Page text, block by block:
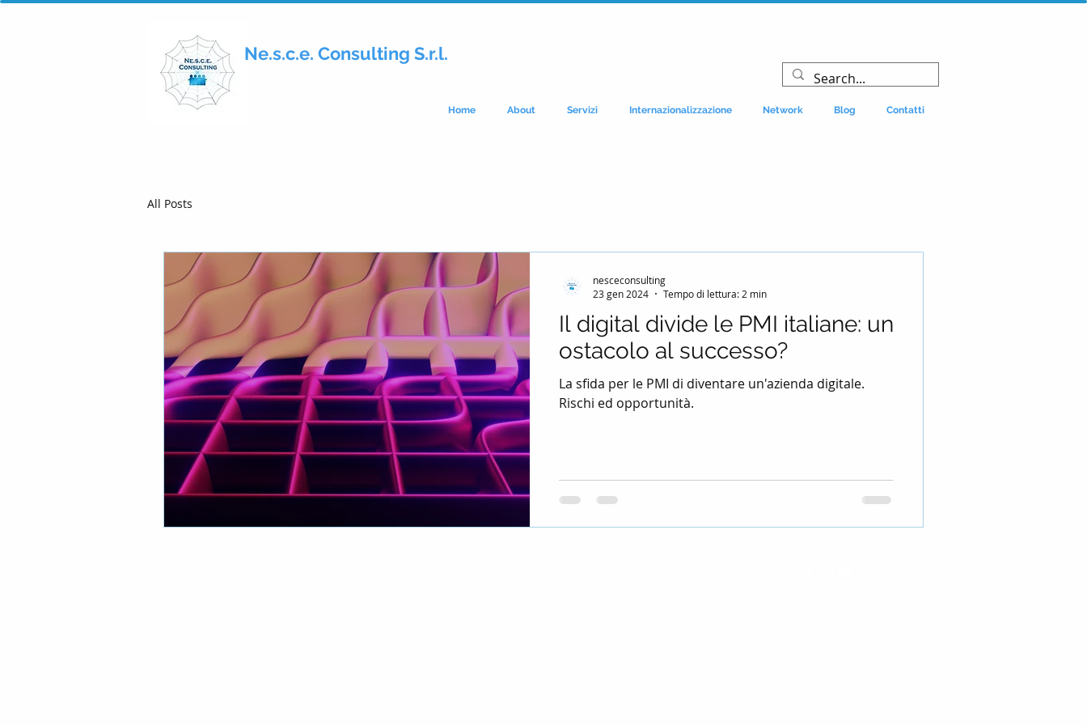
Ne.s.c.e. Consulting S.r.l.
Home About Servizi Internazionalizzazione Network Blog Contatti
All Posts
Il digital divide le PMI italiane: un
ostacolo al successo?
La sfida per le PMI di diventare un'azienda digitale.
Rischi ed opportunità.
nesceconsulting
23 gen 2024
Tempo di lettura: 2 min